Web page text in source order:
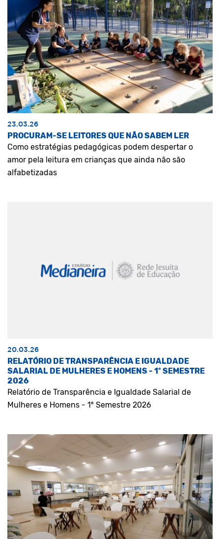
23.03.26
PROCURAM-SE LEITORES QUE NÃO SABEM LER
Como estratégias pedagógicas podem despertar o
amor pela leitura em crianças que ainda não são
alfabetizadas
20.03.26
RELATÓRIO DE TRANSPARÊNCIA E IGUALDADE
SALARIAL DE MULHERES E HOMENS - 1º SEMESTRE
2026
Relatório de Transparência e Igualdade Salarial de
Mulheres e Homens - 1º Semestre 2026